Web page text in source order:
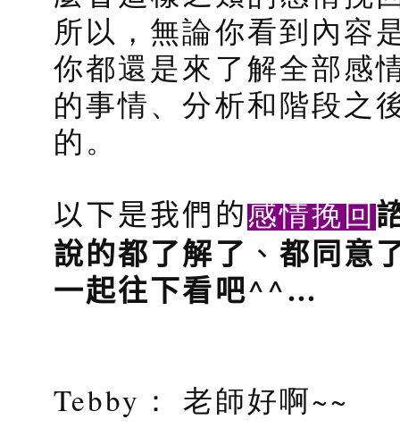
所以，無論你看到內容
你都還是來了解全部感
的事情、分析和階段之
的。
以下是我們的感情挽回
說的都了解了 、 都同意
一起往下看吧^^…
Tebby： 老師好啊~~